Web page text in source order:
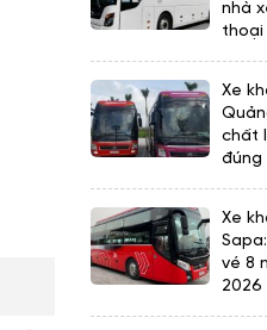
nhà
thoại
Xe
chất
đúng
Xe
vé 8
2026